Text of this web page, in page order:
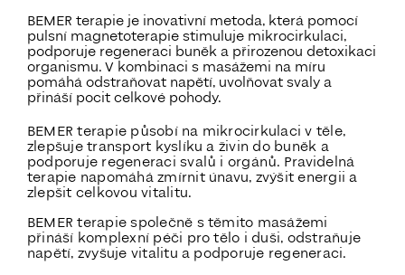
BEMER terapie je inovativní metoda, která pomocí
pulsní magnetoterapie stimuluje mikrocirkulaci,
podporuje regeneraci buněk a přirozenou detoxikaci
organismu. V kombinaci s masážemi na míru
pomáhá odstraňovat napětí, uvolňovat svaly a
přináší pocit celkové pohody.
BEMER terapie působí na mikrocirkulaci v těle,
zlepšuje transport kyslíku a živin do buněk a
podporuje regeneraci svalů i orgánů. Pravidelná
terapie napomáházmírnit únavu, zvýšit energii a
zlepšit celkovou vitalitu.
BEMER terapie společně s těmito masážemi
přináší komplexní péči pro tělo i duši, odstraňuje
napětí, zvyšuje vitalitu a podporuje regeneraci.